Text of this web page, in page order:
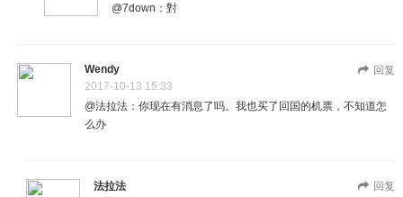
@7down：對
Wendy
回复
2017-10-13 15:33
@法拉法：你现在有消息了吗。我也买了回国的机票，不知道怎
么办
法拉法
回复